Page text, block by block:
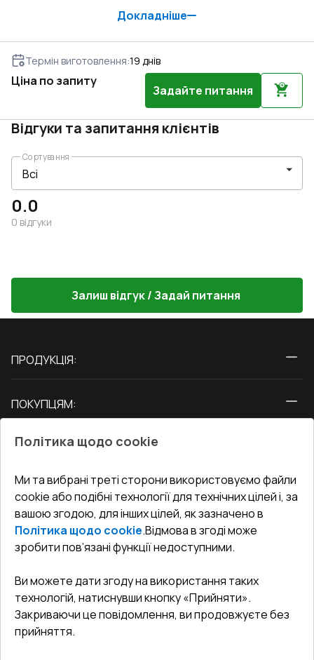
Докладніше
Термін виготовлення:19 днів
Ціна по запиту
Задайте питання
Відгуки та запитання клієнтів
0.0
0 відгуки
Сортування
Залиш відгук / Задай питання
ПРОДУКЦІЯ:
Двері
ПОКУПЦЯМ:
Блог
Адреса гіпермаркета
Як правильно заміряти вікна
СЕРВІС ТА ОБЛУГОВУВАННЯ:
Доставка і Оплата
Гарантія та Сервіс
Повернення товару
Договір публічної оферти
КОНТАКТИ
Офіс:Україна, м. Вінниця, вул. Келецька 60 кв. 61
undefined(undefined)
Політика щодо cookie
Ми та вибрані треті сторони використовуємо файли
cookie або подібні технології для технічних цілей і, за
вашою згодою, для інших цілей, як зазначено в
Політика щодо cookie.Відмова в згоді може
зробити пов’язані функції недоступними.
Ви можете дати згоду на використання таких
технологій, натиснувши кнопку «Прийняти».
Закриваючи це повідомлення, ви продовжуєте без
прийняття.